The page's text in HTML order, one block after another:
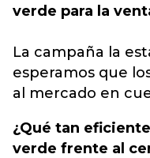
verde para la
La campaña la
esperamos que
al mercado en
¿Qué tan
verde frente al